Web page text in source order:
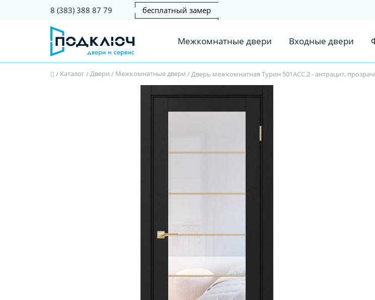
8 (383) 388 87 79 бесплатный замер
Межкомнатные двери Входные двери
/ Каталог/Двери / Межкомнатные двери /Дверь межкомнатная Турин 501АСС.2 - антрацит,